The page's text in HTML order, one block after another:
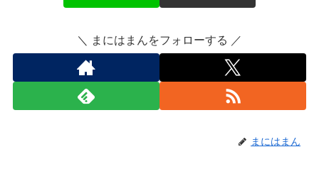
＼ まにはまんをフォローする ／
まにはまん